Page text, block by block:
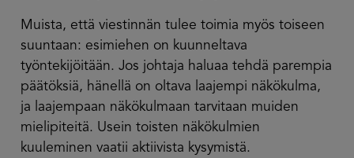
Muista, että viestinnän tulee toimia myös toiseen
suuntaan: esimiehen on kuunneltava
työntekijöitään. Jos johtaja haluaa tehdä parempia
päätöksiä, hänellä on oltava laajempi näkökulma,
ja laajempaan näkökulmaan tarvitaan muiden
mielipiteitä. Usein toisten näkökulmien
kuuleminen vaatii aktiivista kysymistä.